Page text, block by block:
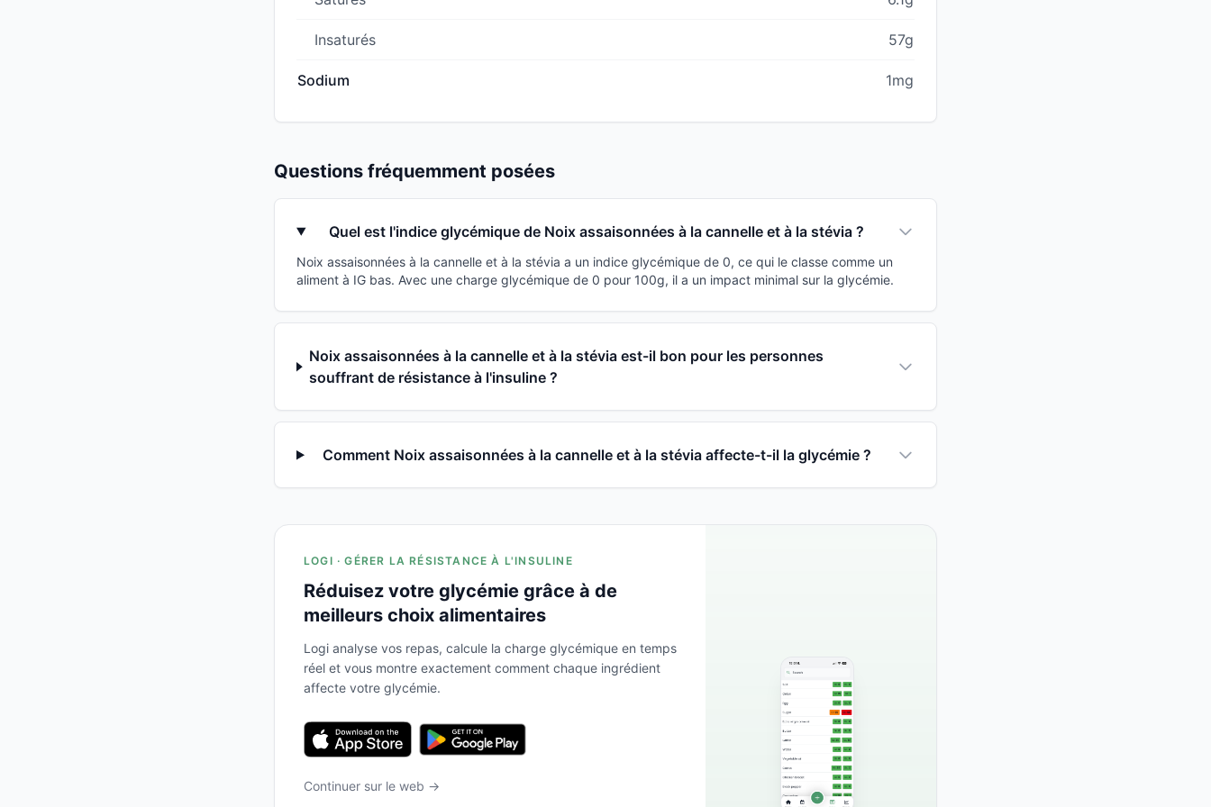
Insaturés 57g
Sodium 1mg
Questions fréquemment posées
Quel est l'indice glycémique de Noix assaisonnées à la cannelle et à la stévia ?
Noix assaisonnées à la cannelle et à la stévia a un indice glycémique de 0, ce qui le classe comme un
aliment à IG bas. Avec une charge glycémique de 0 pour 100g, il a un impact minimal sur la glycémie.
Noix assaisonnées à la cannelle et à la stévia est-il bon pour les personnes
souffrant de résistance à l'insuline ?
Comment Noix assaisonnées à la cannelle et à la stévia affecte-t-il la glycémie ?
LOGI · GÉRER LA RÉSISTANCE À L'INSULINE
Réduisez votre glycémie grâce à de
meilleurs choix alimentaires
Logi analyse vos repas, calcule la charge glycémique en temps
réel et vous montre exactement comment chaque ingrédient
affecte votre glycémie.
Continuer sur le web →